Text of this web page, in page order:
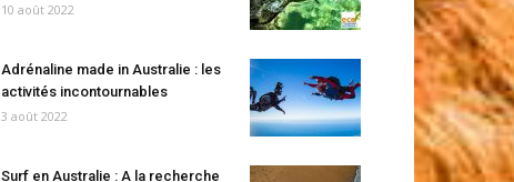
10 août 2022
Adrénaline made in Australie : les
activités incontournables
3 août 2022
Surf en Australie : A la recherche